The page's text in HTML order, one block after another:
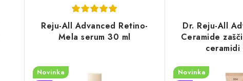
Reju-All Advanced Retino-
Mela serum 30 ml
Novinka
Dr. Reju-All
Ceramide
ceramidi
Novinka